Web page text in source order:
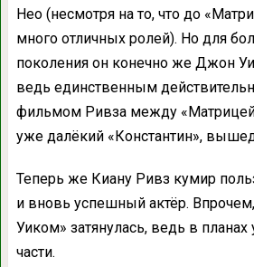
Нео (несмотря на то, что до
много отличных ролей). Но для
поколения он конечно же Джон
ведь единственным
фильмом Ривза между
уже далёкий «Константин»,
Теперь же Киану Ривз кумир
и вновь успешный актёр.
Уиком» затянулась, ведь в планах
части.